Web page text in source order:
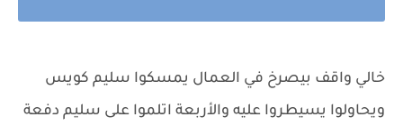
خالي واقف بيصرخ في العمال يمسكوا سليم كويس
ويحاولوا يسيطروا عليه والأربعة اتلموا على سليم دفعة